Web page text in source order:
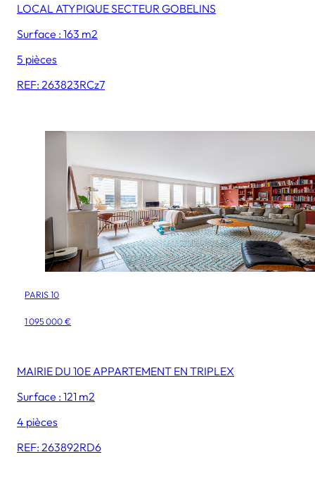
LOCAL ATYPIQUE SECTEUR GOBELINS
Surface : 163 m2
5 pièces
REF: 263823RCz7
PARIS 10
1 095 000 €
MAIRIE DU 10E APPARTEMENT EN TRIPLEX
Surface : 121 m2
4 pièces
REF: 263892RD6